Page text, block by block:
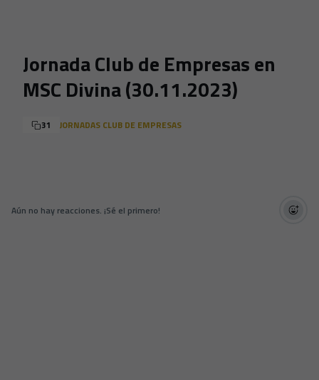
Jornada Club de Empresas en
MSC Divina (30.11.2023)
31 JORNADAS CLUB DE EMPRESAS
Aún no hay reacciones. ¡Sé el primero!